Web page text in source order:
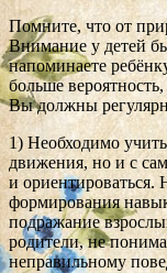
Помните, что от
Внимание у детей
напоминаете
больше
Вы должны
1) Необходимо
движения, но и с
и ориентироваться.
формирования
подражание
родители, не
неправильному